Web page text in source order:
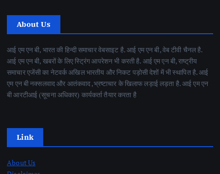
About Us
आई एम एन बी, भारत की हिन्दी समाचार वेबसाइट है. आई एम एन बी, वेब टीवी चैनल है.
आई एम एन बी, खबरों के लिए स्ट्रिंग आपरेशन भी करती है. आई एम एन बी, राष्ट्रीय
समाचार एजेंसी का नेटवर्क अखिल भारतीय और निकट पड़ोसी देशों में भी स्थापित है. आई
एम एन बी नक्सलवाद और आतंकवाद ,भ्रष्टाचार के खिलाफ लड़ाई लड़ता है. आई एम एन
बी आरटीआई (सूचना अधिकार) कार्यकर्ता तैयार करता है
Link
About Us